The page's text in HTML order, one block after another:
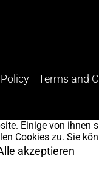
Terms and
Einige von ihnen
Cookies zu. Sie
akzeptieren